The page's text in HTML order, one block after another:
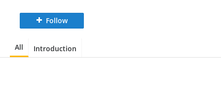
Follow
All Introduction